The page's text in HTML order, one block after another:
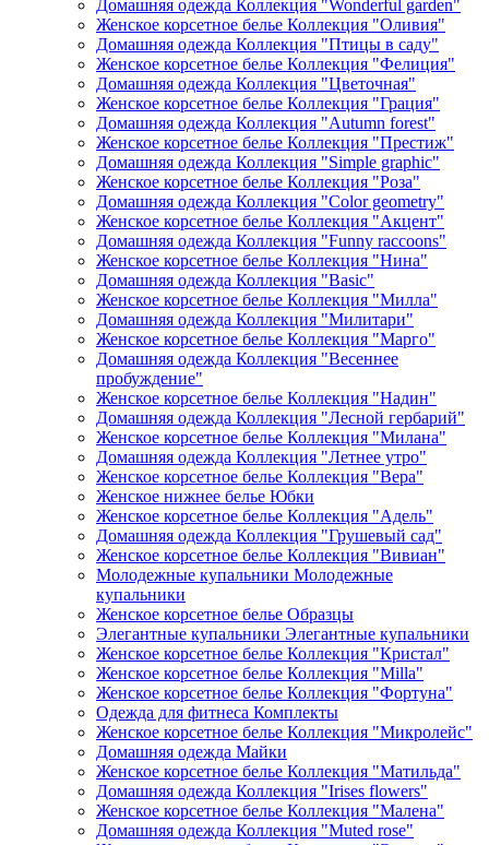
Домашняя одежда Коллекция "Wonderful garden"
Женское корсетное белье Коллекция "Оливия"
Домашняя одежда Коллекция "Птицы в саду"
Женское корсетное белье Коллекция "Фелиция"
Домашняя одежда Коллекция "Цветочная"
Женское корсетное белье Коллекция "Грация"
Домашняя одежда Коллекция "Autumn forest"
Женское корсетное белье Коллекция "Престиж"
Домашняя одежда Коллекция "Simple graphic"
Женское корсетное белье Коллекция "Роза"
Домашняя одежда Коллекция "Color geometry"
Женское корсетное белье Коллекция "Акцент"
Домашняя одежда Коллекция "Funny raccoons"
Женское корсетное белье Коллекция "Нина"
Домашняя одежда Коллекция "Basic"
Женское корсетное белье Коллекция "Милла"
Домашняя одежда Коллекция "Милитари"
Женское корсетное белье Коллекция "Марго"
Домашняя одежда Коллекция "Весеннее
пробуждение"
Женское корсетное белье Коллекция "Надин"
Домашняя одежда Коллекция "Лесной гербарий"
Женское корсетное белье Коллекция "Милана"
Домашняя одежда Коллекция "Летнее утро"
Женское корсетное белье Коллекция "Вера"
Женское нижнее белье Юбки
Женское корсетное белье Коллекция "Адель"
Домашняя одежда Коллекция "Грушевый сад"
Женское корсетное белье Коллекция "Вивиан"
Молодежные купальники Молодежные
купальники
Женское корсетное белье Образцы
Элегантные купальники Элегантные купальники
Женское корсетное белье Коллекция "Кристал"
Женское корсетное белье Коллекция "Milla"
Женское корсетное белье Коллекция "Фортуна"
Одежда для фитнеса Комплекты
Женское корсетное белье Коллекция "Микролейс"
Домашняя одежда Майки
Женское корсетное белье Коллекция "Матильда"
Домашняя одежда Коллекция "Irises flowers"
Женское корсетное белье Коллекция "Малена"
Домашняя одежда Коллекция "Muted rose"